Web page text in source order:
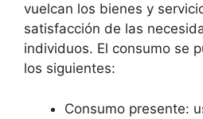
vuelcan los bienes y
satisfacción de las
individuos. El consumo se
los siguientes:
Consumo presente: